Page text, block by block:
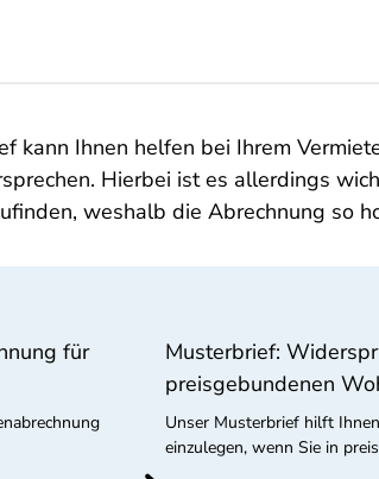
kann Ihnen helfen bei Ihrem
Hierbei ist es allerdings
weshalb die Abrechnung so
für
Musterbrief:
preisgebundenen
Unser Musterbrief hilft
einzulegen, wenn Sie in